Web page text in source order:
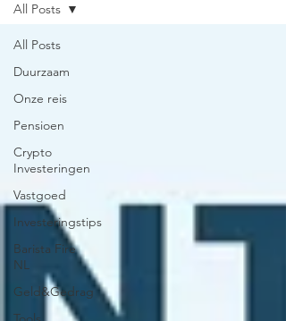
All Posts
Duurzaam
Onze reis
Pensioen
Crypto
Investeringen
Vastgoed
Investeringstips
Barista Fire
NL
Geld&Gedrag
All Posts